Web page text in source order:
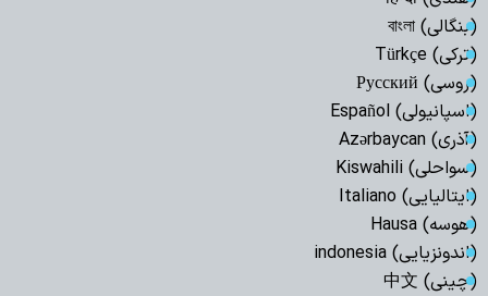
(بنگالی) বাংলা
(ترکی) Türkçe
(روسی) Русский
(اسپانیولی) Español
(آذری) Azərbaycan
(سواحلی) Kiswahili
(ایتالیایی) Italiano
(هوسه) Hausa
(اندونزیایی) indonesia
(چینی) 中文